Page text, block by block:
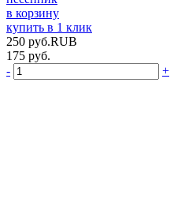
в корзину
купить в 1 клик
250 руб.RUB
175 руб.
-
+